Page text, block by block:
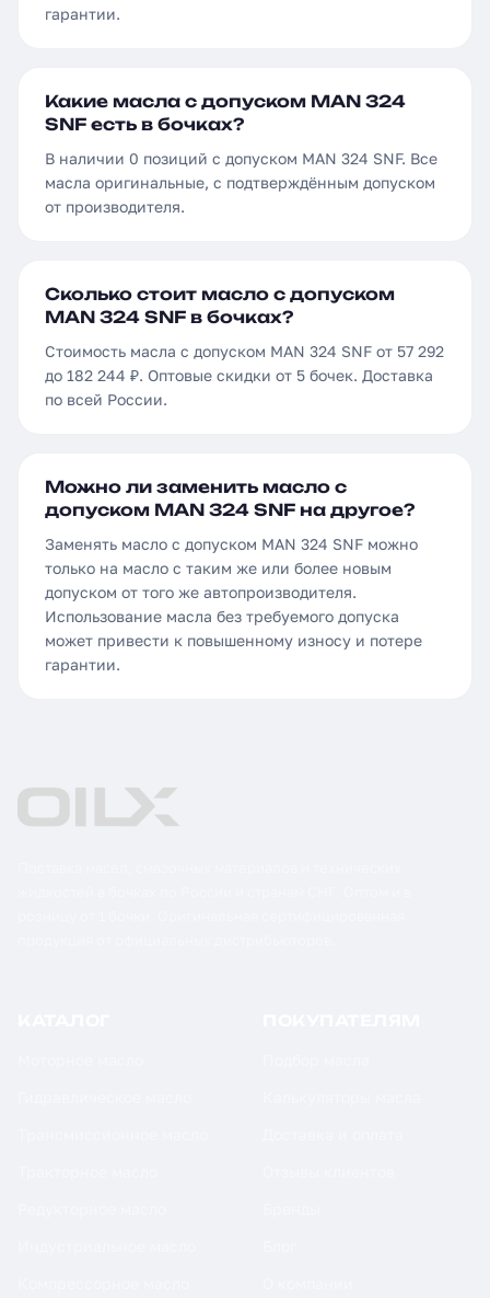
гарантии.
Какие масла с допуском MAN 324
SNF есть в бочках?
В наличии 0 позиций с допуском MAN 324 SNF. Все
масла оригинальные, с подтверждённым допуском
от производителя.
Сколько стоит масло с допуском
MAN 324 SNF в бочках?
Стоимость масла с допуском MAN 324 SNF от 57 292
до 182 244 ₽. Оптовые скидки от 5 бочек. Доставка
по всей России.
Можно ли заменить масло с
допуском MAN 324 SNF на другое?
Заменять масло с допуском MAN 324 SNF можно
только на масло с таким же или более новым
допуском от того же автопроизводителя.
Использование масла без требуемого допуска
может привести к повышенному износу и потере
гарантии.